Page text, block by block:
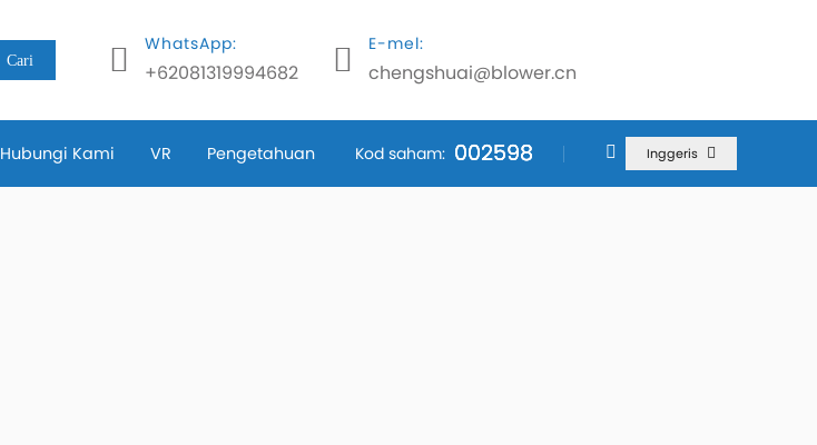
Cari
WhatsApp:
+62081319994682
E-mel:
chengshuai@blower.cn
Kod saham: 002598
002598
002598 Inggeris
Hubungi Kami VR Pengetahuan